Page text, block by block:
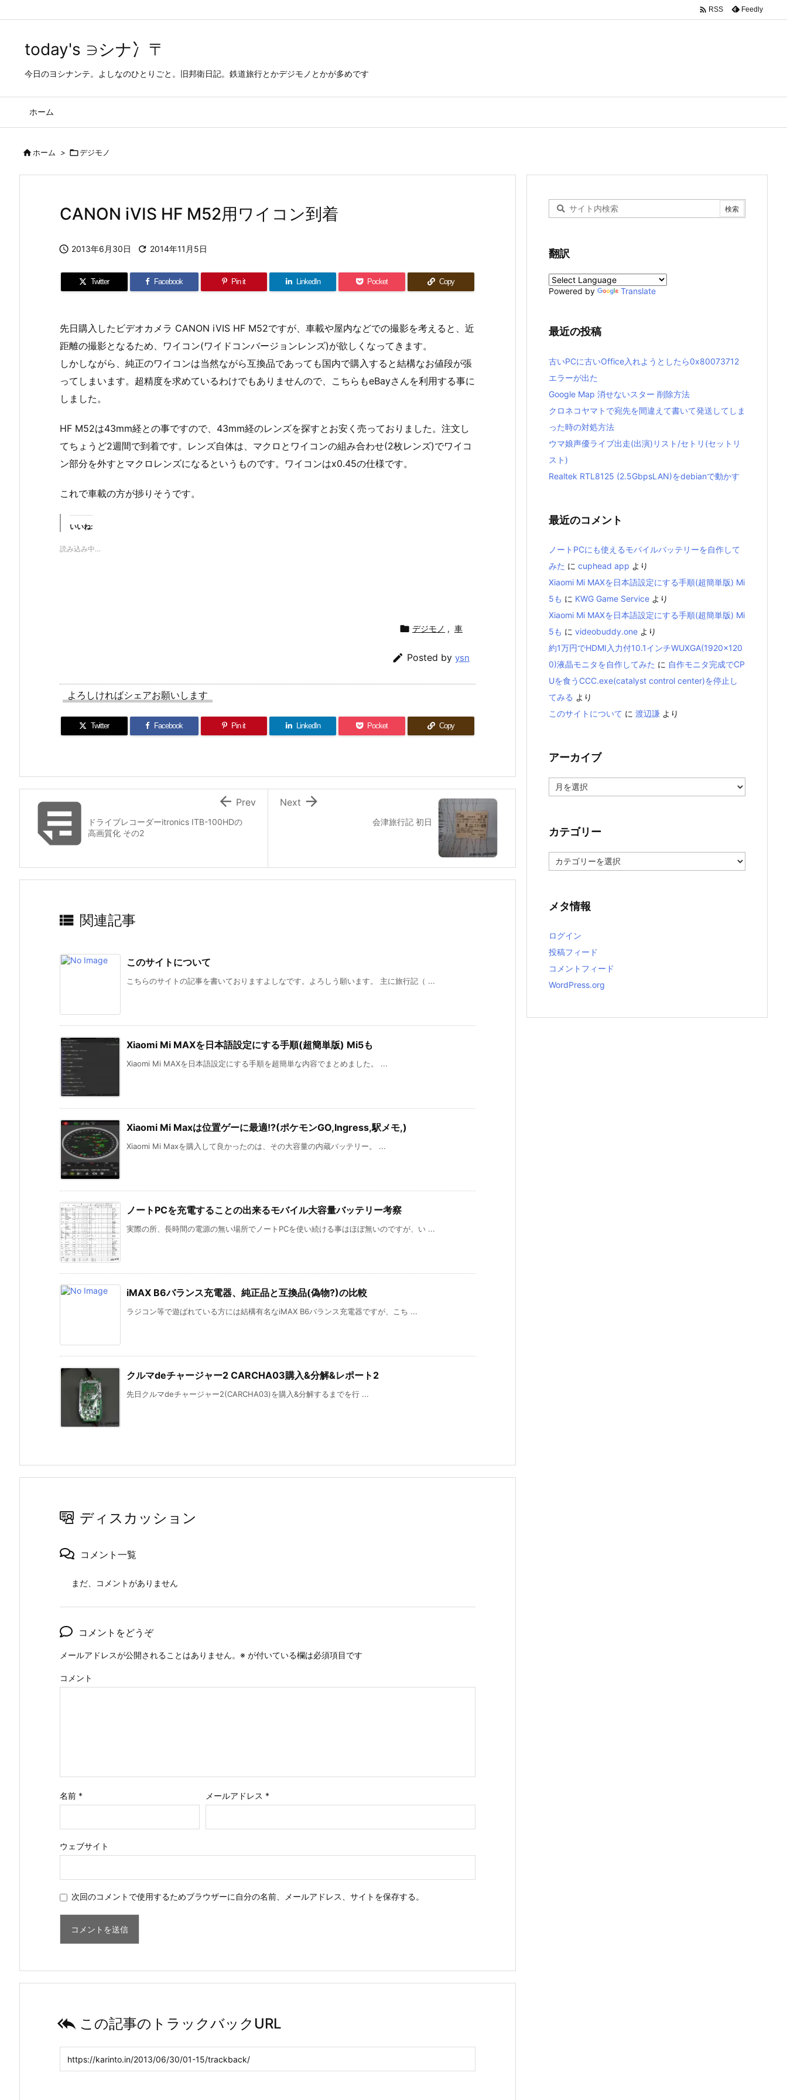
today's ∋シナ冫〒
今日のヨシナンテ。よしなのひとりごと。旧邦衛日記。鉄道旅行とかデジモノとかが多めです
ホーム
 RSS Feedly
ホーム > デジモノ
CANON iVIS HF M52用ワイコン到着
 2013年6月30日  2014年11月5日
Twitter Facebook Pin it LinkedIn Pocket Copy
先日購入したビデオカメラ CANON iVIS HF M52ですが、車載や屋内などでの撮影を考えると、近
距離の撮影となるため、ワイコン(ワイドコンバージョンレンズ)が欲しくなってきます。
しかしながら、純正のワイコンは当然ながら互換品であっても国内で購入すると結構なお値段が張
ってしまいます。超精度を求めているわけでもありませんので、こちらもeBayさんを利用する事に
しました。
HF M52は43mm経との事ですので、43mm経のレンズを探すとお安く売っておりました。注文し
てちょうど2週間で到着です。レンズ自体は、マクロとワイコンの組み合わせ(2枚レンズ)でワイコ
ン部分を外すとマクロレンズになるというものです。ワイコンはx0.45の仕様です。
これで車載の方が捗りそうです。
いいね:
読み込み中…
 デジモノ , 車
 Posted by ysn
よろしければシェアお願いします
Twitter Facebook Pin it LinkedIn Pocket Copy
会津旅行記 初日

Next
 ドライブレコーダーitronics ITB-100HDの
高画質化 その2
 Prev
 関連記事
このサイトについて
こちらのサイトの記事を書いておりますよしなです。よろしう願います。 主に旅行記（ ...
Xiaomi Mi MAXを日本語設定にする手順(超簡単版) Mi5も
Xiaomi Mi MAXを日本語設定にする手順を超簡単な内容でまとめました。 ...
Xiaomi Mi Maxは位置ゲーに最適!?(ポケモンGO,Ingress,駅メモ,)
Xiaomi Mi Maxを購入して良かったのは、その大容量の内蔵バッテリー。 ...
ノートPCを充電することの出来るモバイル大容量バッテリー考察
実際の所、長時間の電源の無い場所でノートPCを使い続ける事はほぼ無いのですが、い ...
iMAX B6バランス充電器、純正品と互換品(偽物?)の比較
ラジコン等で遊ばれている方には結構有名なiMAX B6バランス充電器ですが、こち ...
クルマdeチャージャー2 CARCHA03購入&分解&レポート2
先日クルマdeチャージャー2(CARCHA03)を購入&分解するまでを行 ...
ディスカッション
コメント一覧
まだ、コメントがありません
コメントをどうぞ
メールアドレスが公開されることはありません。 ※ が付いている欄は必須項目です
コメント
名前 * メールアドレス *
ウェブサイト
次回のコメントで使用するためブラウザーに自分の名前、メールアドレス、サイトを保存する。
 この記事のトラックバックURL
翻訳
Powered by Translate
最近の投稿
古いPCに古いOffice入れようとしたら0x80073712
エラーが出た
Google Map 消せないスター 削除方法
クロネコヤマトで宛先を間違えて書いて発送してしま
った時の対処方法
ウマ娘声優ライブ出走(出演)リスト/セトリ(セットリ
スト)
Realtek RTL8125 (2.5GbpsLAN)をdebianで動かす
最近のコメント
ノートPCにも使えるモバイルバッテリーを自作して
みた に cuphead app より
Xiaomi Mi MAXを日本語設定にする手順(超簡単版) Mi
5も に KWG Game Service より
Xiaomi Mi MAXを日本語設定にする手順(超簡単版) Mi
5も に videobuddy.one より
約1万円でHDMI入力付10.1インチWUXGA(1920×120
0)液晶モニタを自作してみた に 自作モニタ完成でCP
Uを食うCCC.exe(catalyst control center)を停止し
てみる より
このサイトについて に 渡辺謙 より
アーカイブ
ー
ブ
カテゴリー
テ
ー
メタ情報
ログイン
投稿フィード
コメントフィード
WordPress.org